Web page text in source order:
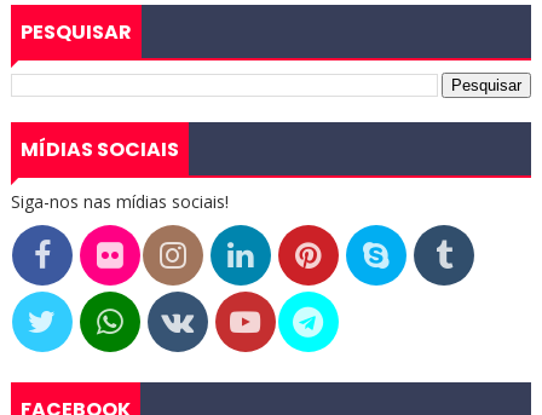
PESQUISAR
MÍDIAS SOCIAIS
Siga-nos nas mídias sociais!